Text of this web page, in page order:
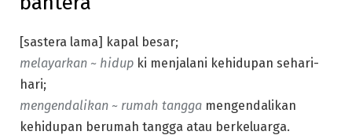
[sastera lama] kapal besar;
melayarkan ~ hidup ki menjalani kehidupan sehari-
hari;
mengendalikan ~ rumah tangga mengendalikan
kehidupan berumah tangga atau berkeluarga.